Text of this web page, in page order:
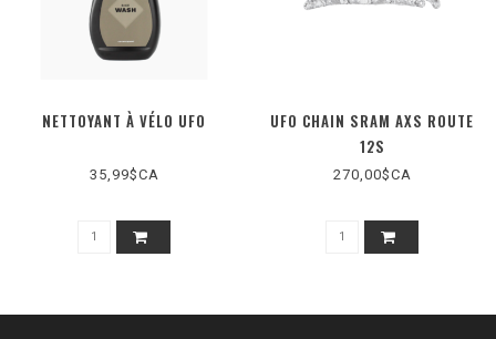
NETTOYANT À VÉLO UFO
35,99$CA
UFO CHAIN SRAM AXS ROUTE
12S
270,00$CA